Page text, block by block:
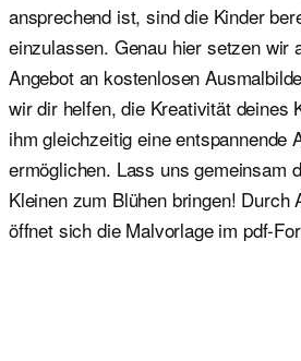
ansprechend ist, sind die Kinder
einzulassen. Genau hier setzen wir
Angebot an kostenlosen
wir dir helfen, die Kreativität deines
ihm gleichzeitig eine entspannende
ermöglichen. Lass uns gemeinsam
Kleinen zum Blühen bringen! Durch
öffnet sich die Malvorlage im pdf-